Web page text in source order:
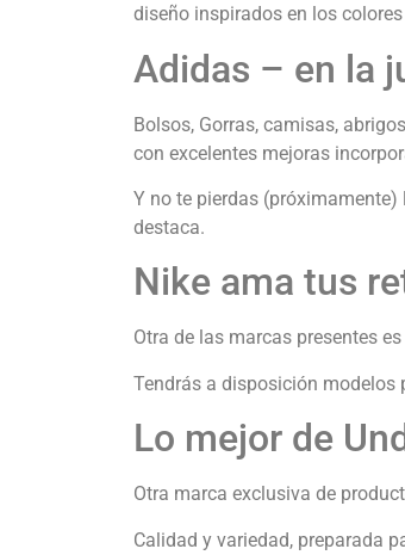
diseño inspirados en los
Adidas – en la
Bolsos, Gorras, camisas,
con excelentes mejoras
Y no te pierdas
destaca.
Nike ama tus
Otra de las marcas presentes
Tendrás a disposición modelos
Lo mejor de
Otra marca exclusiva de
Calidad y variedad, preparada